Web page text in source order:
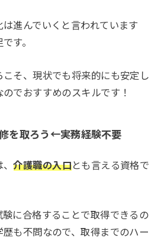
進んでいくと言われています
す。
そ、現状でも将来的にも安定し
でおすすめのスキルです！
を取ろう←実務経験不要
、介護職の入口とも言える資格で
に合格することで取得できるの
も不問なので、取得までのハー